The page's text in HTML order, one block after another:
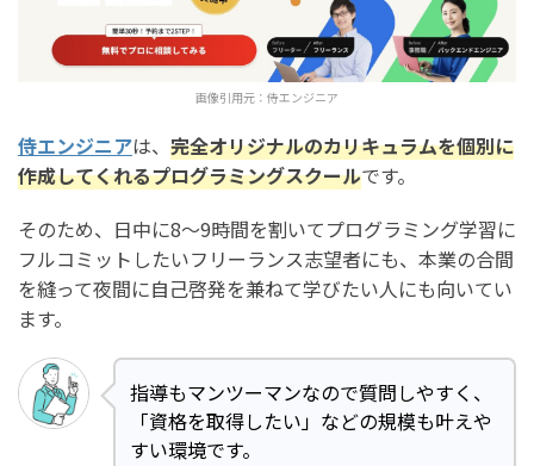
画像引用元： 侍エンジニア
侍エンジニアは、 完全オリジナルのカリキュラムを個別に
作成してくれるプログラミングスクールです。
そのため、日中に8～9時間を割いてプログラミング学習に
フルコミットしたいフリーランス志望者にも、本業の合間
を縫って夜間に自己啓発を兼ねて学びたい人にも向いてい
ます。
指導もマンツーマンなので質問しやすく、
「資格を取得したい」などの規模も叶えや
すい環境です。